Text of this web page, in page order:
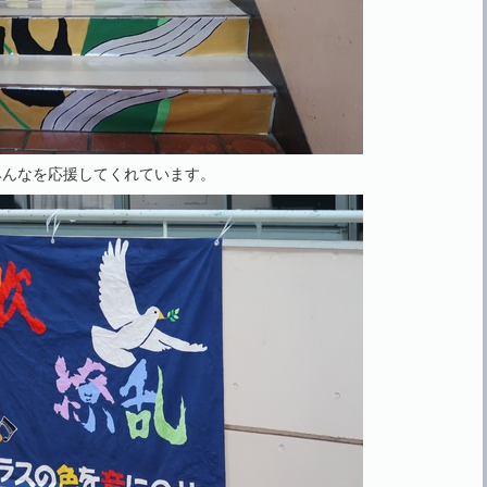
なを応援してくれています。